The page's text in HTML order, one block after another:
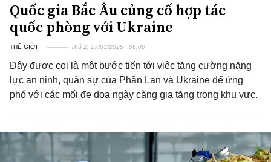
Quốc gia Bắc Âu củng cố hợp tác
quốc phòng với Ukraine
THẾ GIỚI Thứ 2, 17/03/2025 | 06:00
Đây được coi là một bước tiến tới việc tăng cường năng
lực an ninh, quân sự của Phần Lan và Ukraine để ứng
phó với các mối đe dọa ngày càng gia tăng trong khu vực.